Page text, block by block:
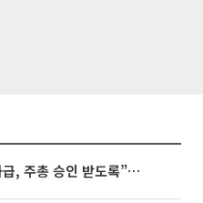
김정관 장관 “반도체 성과급, 주총 승인 받도록”…상법·자본시장법 개정 시사